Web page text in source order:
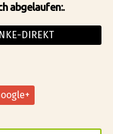
abgelaufen:.
DIREKT